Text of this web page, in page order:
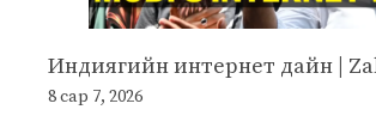
Индиягийн интернет дайн |
8 сар 7, 2026